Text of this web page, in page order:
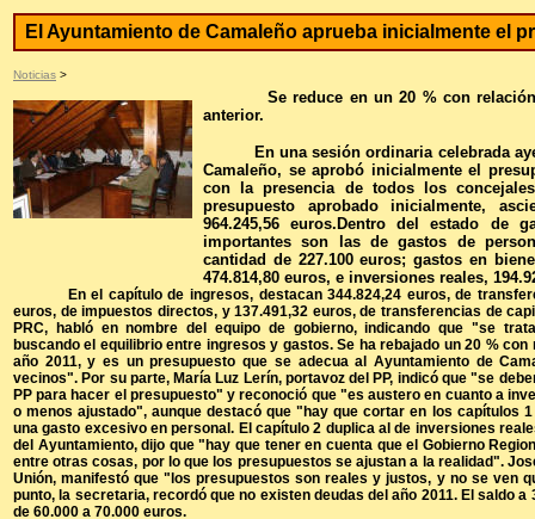
El Ayuntamiento de Camaleño aprueba inicialmente el
Noticias >
Se reduce en un 20 % con relación
anterior.
En una sesión ordinaria celebrada
Camaleño, se aprobó inicialmente el
con la presencia de todos los
presupuesto aprobado inicialmente,
964.245,56 euros.Dentro del estado de
importantes son las de gastos de
cantidad de 227.100 euros; gastos en
474.814,80 euros, e inversiones reales,
En el capítulo de ingresos, destacan 344.824,24 euros, de
euros, de impuestos directos, y 137.491,32 euros, de transferencias de
PRC, habló en nombre del equipo de gobierno, indicando que "se
buscando el equilibrio entre ingresos y gastos. Se ha rebajado un 20 %
año 2011, y es un presupuesto que se adecua al Ayuntamiento de
vecinos". Por su parte, María Luz Lerín, portavoz del PP, indicó que "se
PP para hacer el presupuesto" y reconoció que "es austero en cuanto a
o menos ajustado", aunque destacó que "hay que cortar en los capítulos
una gasto excesivo en personal. El capítulo 2 duplica al de inversiones
del Ayuntamiento, dijo que "hay que tener en cuenta que el Gobierno
entre otras cosas, por lo que los presupuestos se ajustan a la realidad".
Unión, manifestó que "los presupuestos son reales y justos, y no se ven
punto, la secretaria, recordó que no existen deudas del año 2011. El saldo a
de 60.000 a 70.000 euros.